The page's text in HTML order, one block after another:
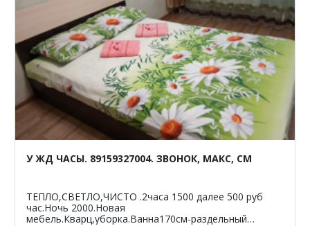
У ЖД ЧАСЫ. 89159327004. ЗВОНОК, МАКС, СМ
ТЕПЛО,СВЕТЛО,ЧИСТО .2часа 1500 далее 500 руб
час.Ночь 2000.Новая
мебель.Кварц,уборка.Ванна170см-раздельный